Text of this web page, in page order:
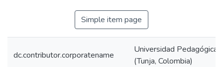
Simple item page
dc.contributor.corporatename
Universidad Pedagógica
(Tunja, Colombia)